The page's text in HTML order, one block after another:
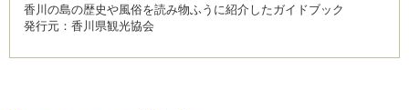
香川の島の歴史や風俗を読み物ふうに紹介したガイドブック
発行元：香川県観光協会